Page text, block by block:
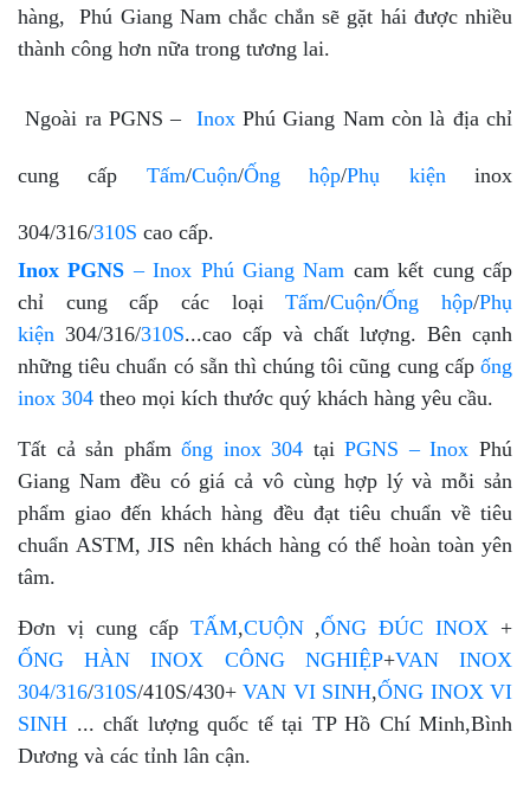
hàng, Phú Giang Nam chắc chắn sẽ gặt hái được nhiều
thành công hơn nữa trong tương lai.
Ngoài ra PGNS – InoxPhú Giang Nam còn là địa chỉ
cung cấp Tấm/Cuộn/Ống hộp/Phụ kiện inox
304/316/310S cao cấp.
Inox PGNS – Inox Phú Giang Nam cam kết cung cấp
chỉ cung cấp các loạiTấm/Cuộn/Ống hộp/Phụ
kiện 304/316/310S...cao cấp và chất lượng. Bên cạnh
những tiêu chuẩn có sẵn thì chúng tôi cũng cung cấp ống
inox 304 theo mọi kích thước quý khách hàng yêu cầu.
Tất cả sản phẩmống inox 304 tại PGNS –Inox Phú
Giang Nam đều có giá cả vô cùng hợp lý và mỗi sản
phẩm giao đến khách hàng đều đạt tiêu chuẩn về tiêu
chuẩn ASTM, JIS nên khách hàng có thể hoàn toàn yên
tâm.
Đơn vị cung cấp TẤM,CUỘN,ỐNG ĐÚC INOX +
ỐNG HÀN INOX CÔNG NGHIỆP+VAN INOX
304/316/310S/410S/430+VAN VI SINH,ỐNG INOX VI
SINH ... chất lượng quốc tế tại TP Hồ Chí Minh,Bình
Dương và các tỉnh lân cận.